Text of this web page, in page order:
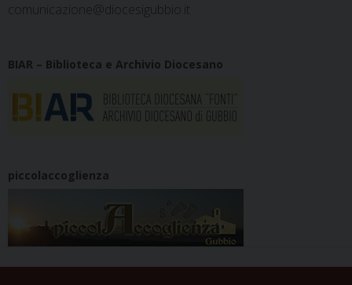
comunicazione@diocesigubbio.it
BIAR – Biblioteca e Archivio Diocesano
piccolaccoglienza